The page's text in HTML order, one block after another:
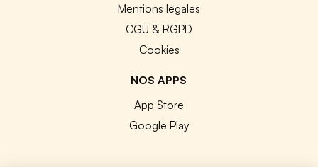
Mentions légales
CGU & RGPD
Cookies
NOS APPS
App Store
Google Play